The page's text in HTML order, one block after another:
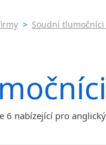
> Soudní
6 nabízející pro